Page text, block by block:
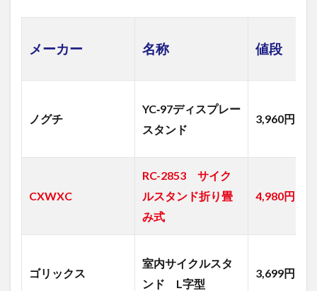
メーカー 名称 値段
ノグチ
YC‐97ディスプレー
スタンド
3,960円
CXWXC
RC-2853 サイク
ルスタンド折り畳
み式
4,980円
ゴリックス
室内サイクルスタ
ンド L字型
3,699円